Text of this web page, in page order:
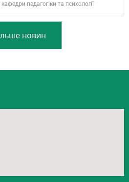
педагогіки та психології
новин